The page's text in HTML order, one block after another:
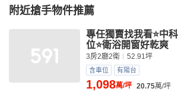
附近搶手物件推薦
專任獨賣找我看⭐️中
位⭐️衛浴開窗好乾爽
3房2廳2衛 52.91坪
含車位 有陽台
1,098萬/坪 20.75萬/坪